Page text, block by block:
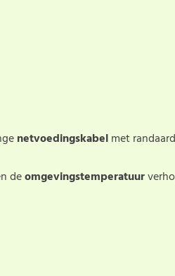
netvoedingskabelmet
deomgevingstemperatuur